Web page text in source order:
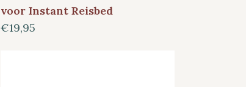
voor Instant Reisbed
€19,95